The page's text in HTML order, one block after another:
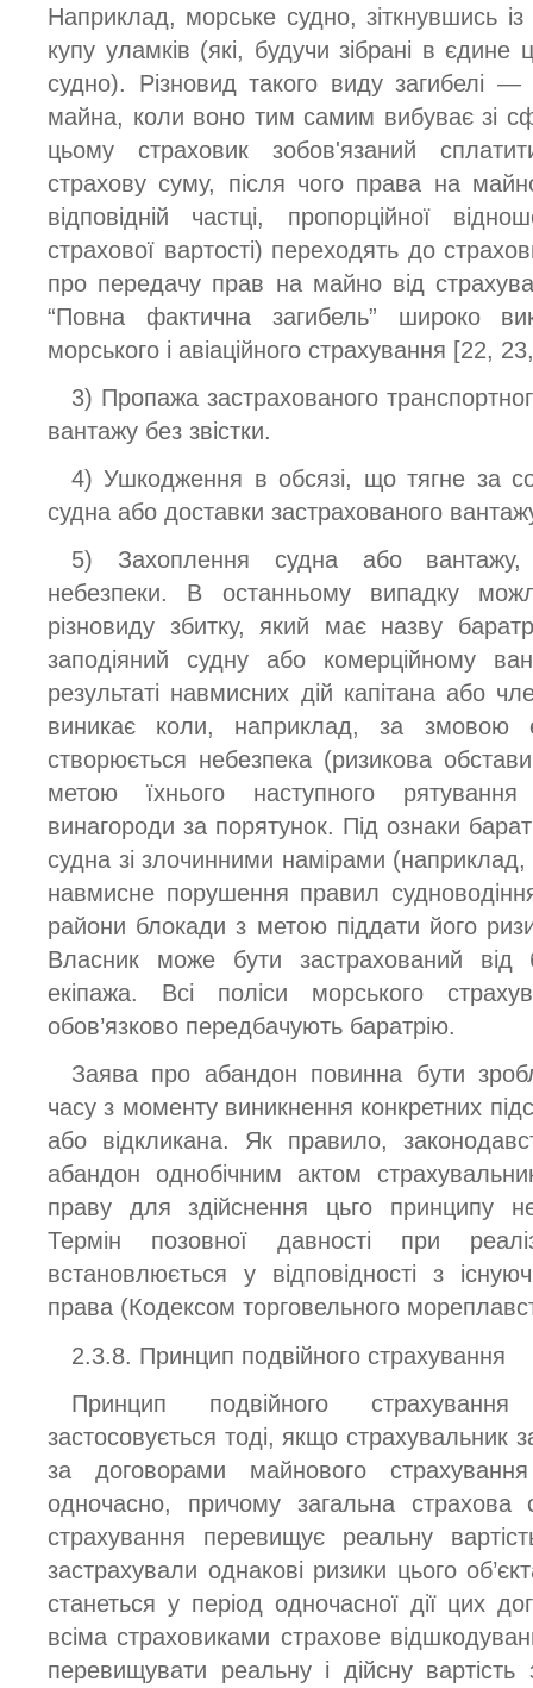
Наприклад, морське судно, зіткнувшись
купу уламків (які, будучи зібрані в єдине
судно). Різновид такого виду загибелі —
майна, коли воно тим самим вибуває зі
цьому страховик зобов'язаний
страхову суму, після чого права на
відповідній частці, пропорційної
страхової вартості) переходять до
про передачу прав на майно від
“Повна фактична загибель” широко
морського і авіаційного страхування [22,
3) Пропажа застрахованого
вантажу без звістки.
4) Ушкодження в обсязі, що тягне за
судна або доставки застрахованого
5) Захоплення судна або вантажу,
небезпеки. В останньому випадку
різновиду збитку, який має назву
заподіяний судну або комерційному
результаті навмисних дій капітана або
виникає коли, наприклад, за змовою
створюється небезпека (ризикова
метою їхнього наступного
винагороди за порятунок. Під ознаки
судна зі злочинними намірами (наприклад,
навмисне порушення правил
райони блокади з метою піддати його
Власник може бути застрахований від
екіпажа. Всі поліси морського
обов’язково передбачують баратрію.
Заява про абандон повинна бути
часу з моменту виникнення конкретних
або відкликана. Як правило,
абандон однобічним актом
праву для здійснення цьго принципу
Термін позовної давності при
встановлюється у відповідності з
права (Кодексом торговельного
2.3.8. Принцип подвійного страхування
Принцип подвійного страхування
застосовується тоді, якщо страхувальник
за договорами майнового
одночасно, причому загальна
страхування перевищує реальну
застрахували однакові ризики цього
станеться у період одночасної дії цих
всіма страховиками страхове
перевищувати реальну і дійсну